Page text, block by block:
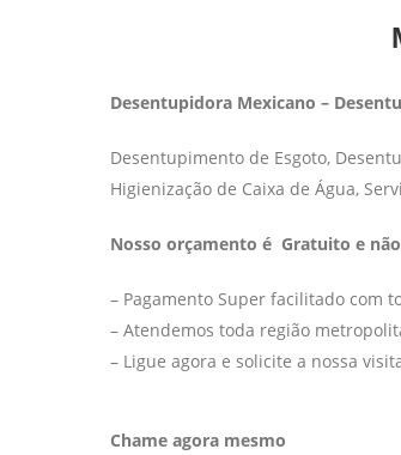
Desentupidora Mexicano –
Desentupimento de Esgoto,
Higienização de Caixa de Água,
Nosso orçamento é Gratuito e
– Pagamento Super facilitado com
– Atendemos toda região
– Ligue agora e solicite a nossa
Chame agora mesmo